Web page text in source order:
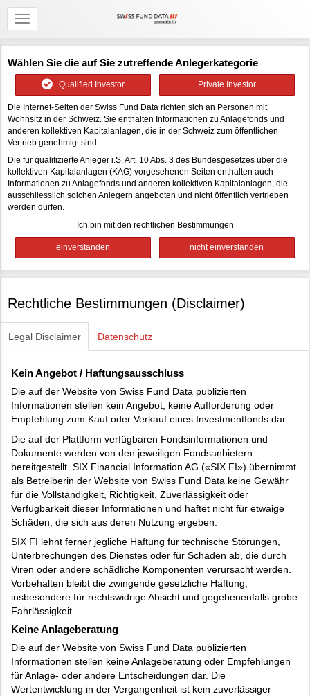
Wählen Sie die auf Sie zutreffende Anlegerkategorie
Qualified Investor Private Investor
Die Internet-Seiten der Swiss Fund Data richten sich an Personen mit
Wohnsitz in der Schweiz. Sie enthalten Informationen zu Anlagefonds und
anderen kollektiven Kapitalanlagen, die in der Schweiz zum öffentlichen
Vertrieb genehmigt sind.
Die für qualifizierte Anleger i.S. Art. 10 Abs. 3 des Bundesgesetzes über die
kollektiven Kapitalanlagen (KAG) vorgesehenen Seiten enthalten auch
Informationen zu Anlagefonds und anderen kollektiven Kapitalanlagen, die
ausschliesslich solchen Anlegern angeboten und nicht öffentlich vertrieben
werden dürfen.
Ich bin mit den rechtlichen Bestimmungen
Rechtliche Bestimmungen (Disclaimer)
Legal Disclaimer Datenschutz
Kein Angebot / Haftungsausschluss
Die auf der Website von Swiss Fund Data publizierten
Informationen stellen kein Angebot, keine Aufforderung oder
Empfehlung zum Kauf oder Verkauf eines Investmentfonds dar.
Die auf der Plattform verfügbaren Fondsinformationen und
Dokumente werden von den jeweiligen Fondsanbietern
bereitgestellt. SIX Financial Information AG («SIX FI») übernimmt
als Betreiberin der Website von Swiss Fund Data keine Gewähr
für die Vollständigkeit, Richtigkeit, Zuverlässigkeit oder
Verfügbarkeit dieser Informationen und haftet nicht für etwaige
Schäden, die sich aus deren Nutzung ergeben.
SIX FI lehnt ferner jegliche Haftung für technische Störungen,
Unterbrechungen des Dienstes oder für Schäden ab, die durch
Viren oder andere schädliche Komponenten verursacht werden.
Vorbehalten bleibt die zwingende gesetzliche Haftung,
insbesondere für rechtswidrige Absicht und gegebenenfalls grobe
Fahrlässigkeit.
Keine Anlageberatung
Die auf der Website von Swiss Fund Data publizierten
Informationen stellen keine Anlageberatung oder Empfehlungen
für Anlage- oder andere Entscheidungen dar. Die
Wertentwicklung in der Vergangenheit ist kein zuverlässiger